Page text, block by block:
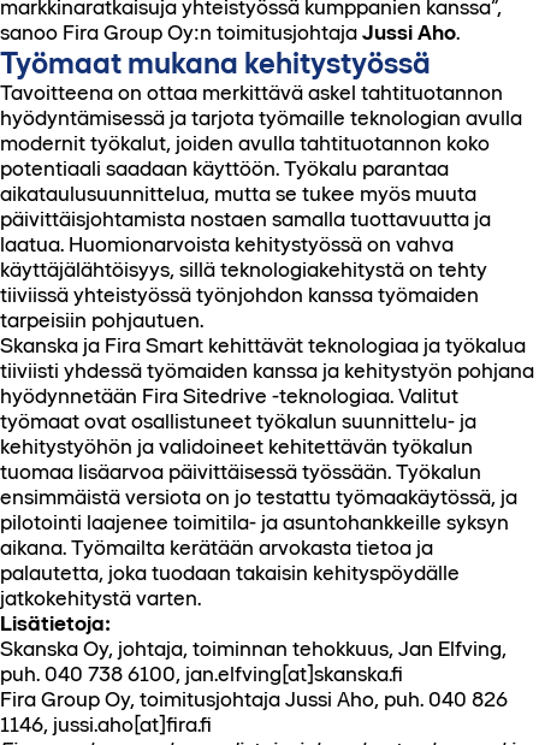
markkinaratkaisuja yhteistyössä kumppanien kanssa”,
sanoo Fira Group Oy:n toimitusjohtajaJussi Aho.
Työmaat mukana kehitystyössä
Tavoitteena on ottaa merkittävä askel tahtituotannon
hyödyntämisessä ja tarjota työmaille teknologian avulla
modernit työkalut, joiden avulla tahtituotannon koko
potentiaali saadaan käyttöön. Työkalu parantaa
aikataulusuunnittelua, mutta se tukee myös muuta
päivittäisjohtamista nostaen samalla tuottavuutta ja
laatua. Huomionarvoista kehitystyössä on vahva
käyttäjälähtöisyys, sillä teknologiakehitystä on tehty
tiiviissä yhteistyössä työnjohdon kanssa työmaiden
tarpeisiin pohjautuen.
Skanska ja Fira Smart kehittävät teknologiaa ja työkalua
tiiviisti yhdessä työmaiden kanssa ja kehitystyön pohjana
hyödynnetään Fira Sitedrive -teknologiaa. Valitut
työmaat ovat osallistuneet työkalun suunnittelu- ja
kehitystyöhön ja validoineet kehitettävän työkalun
tuomaa lisäarvoa päivittäisessä työssään. Työkalun
ensimmäistä versiota on jo testattu työmaakäytössä, ja
pilotointi laajenee toimitila- ja asuntohankkeille syksyn
aikana. Työmailta kerätään arvokasta tietoa ja
palautetta, joka tuodaan takaisin kehityspöydälle
jatkokehitystä varten.
Lisätietoja:
Skanska Oy, johtaja, toiminnan tehokkuus, Jan Elfving,
puh. 040 738 6100, jan.elfving[at]skanska.fi
Fira Group Oy, toimitusjohtaja Jussi Aho, puh. 040 826
1146, jussi.aho[at]fira.fi